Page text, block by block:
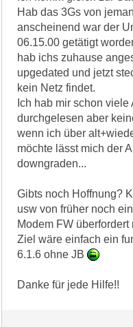
Hab das 3Gs von
anscheinend war der
06.15.00 getätigt
hab ichs zuhause
upgedated und jetzt
kein Netz findet.
Ich hab mir schon
durchgelesen aber
wenn ich über
möchte lässt mich der
downgraden...
Gibts noch Hoffnung?
usw von früher noch
Modem FW
Ziel wäre einfach ein
6.1.6 ohne JB
Danke für jede Hilfe!!